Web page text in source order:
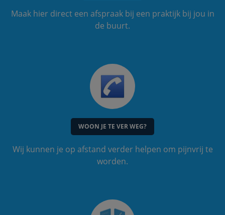
Maak hier direct een afspraak bij een praktijk bij jou in
de buurt.
WOON JE TE VER WEG?
Wij kunnen je op afstand verder helpen om pijnvrij te
worden.